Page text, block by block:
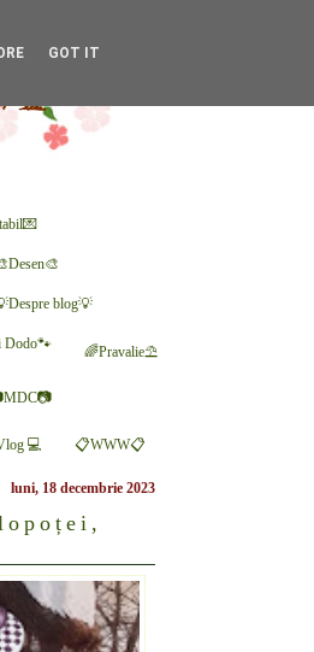
blog💡
Dodo🐾 🌈Pravalie⛱
💻 📋WWW📋
luni, 18 decembrie 2023
GOT IT